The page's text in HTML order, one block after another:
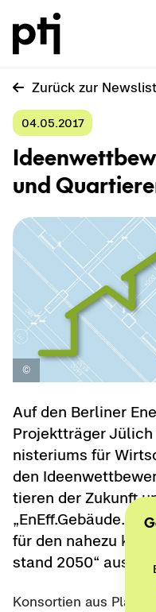
Zu­rück zur
04.05.2017
und
Auf den Ber­li­ner
Pro­jekt­trä­ger
nis­te­ri­ums für
den
tie­ren der Zu­kunft
für den na­he­zu
stand 2050“ aus.
Kon­sor­ti­en aus